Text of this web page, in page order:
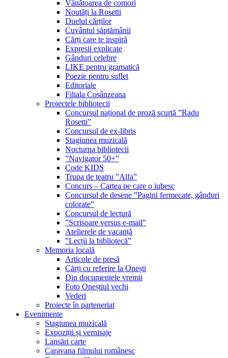
Vânătoarea de comori
Noutăți la Rosetti
Duelul cărților
Cuvântul săptămânii
Cărți care te inspiră
Expresii explicate
Gânduri celebre
LIKE pentru gramatică
Poezie pentru suflet
Editoriale
Filiala Cosânzeana
Proiectele bibliotecii
Concursul național de proză scurtă ”Radu
Rosetti”
Concursul de ex-libris
Stagiunea muzicală
Nocturna bibliotecii
”Navigator 50+”
Code KIDS
Trupa de teatru ”Alfa”
Concurs – Cartea pe care o iubesc
Concursul de desene ”Pagini fermecate, gânduri
colorate”
Concursul de lectură
”Scrisoare versus e-mail”
Atelierele de vacanță
”Lecții la bibliotecă”
Memoria locală
Articole de presă
Cărți cu referire la Onești
Din documentele vremii
Foto Oneștiul vechi
Vederi
Proiecte în parteneriat
Evenimente
Stagiunea muzicală
Expoziții și vernisaje
Lansări carte
Caravana filmului românesc